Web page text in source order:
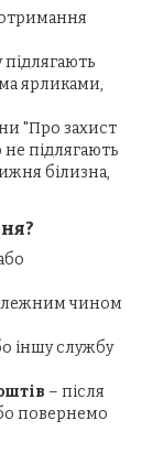
ярликами,
"Про захист
підлягають
білизна,
чином
іншу службу
– після
повернемо